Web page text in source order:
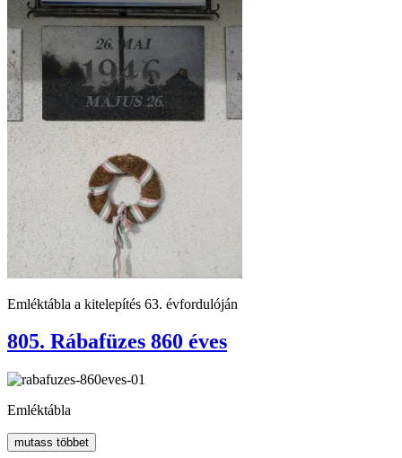
Emléktábla a kitelepítés 63. évfordulóján
805. Rábafüzes 860 éves
Emléktábla
mutass többet